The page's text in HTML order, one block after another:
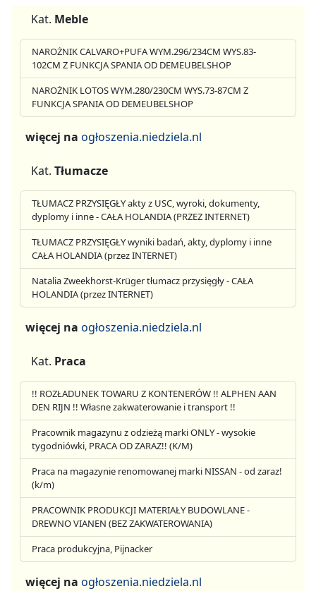
Kat. Meble
NAROŻNIK CALVARO+PUFA WYM.296/234CM WYS.83-
102CM Z FUNKCJA SPANIA OD DEMEUBELSHOP
NAROŻNIK LOTOS WYM.280/230CM WYS.73-87CM Z
FUNKCJA SPANIA OD DEMEUBELSHOP
więcej na ogłoszenia.niedziela.nl
Kat. Tłumacze
TŁUMACZ PRZYSIĘGŁY akty z USC, wyroki, dokumenty,
dyplomy i inne - CAŁA HOLANDIA (PRZEZ INTERNET)
TŁUMACZ PRZYSIĘGŁY wyniki badań, akty, dyplomy i inne
CAŁA HOLANDIA (przez INTERNET)
Natalia Zweekhorst-Krüger tłumacz przysięgły - CAŁA
HOLANDIA (przez INTERNET)
więcej na ogłoszenia.niedziela.nl
Kat. Praca
!! ROZŁADUNEK TOWARU Z KONTENERÓW !! ALPHEN AAN
DEN RIJN !! Własne zakwaterowanie i transport !!
Pracownik magazynu z odzieżą marki ONLY - wysokie
tygodniówki, PRACA OD ZARAZ!! (K/M)
Praca na magazynie renomowanej marki NISSAN - od zaraz!
(k/m)
PRACOWNIK PRODUKCJI MATERIAŁY BUDOWLANE -
DREWNO VIANEN (BEZ ZAKWATEROWANIA)
Praca produkcyjna, Pijnacker
więcej na ogłoszenia.niedziela.nl